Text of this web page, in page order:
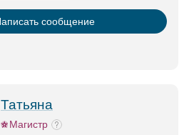
сообщение
Татьяна
Магистр